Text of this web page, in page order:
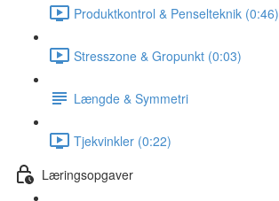
Produktkontrol & Penselteknik (0:46)
Stresszone & Gropunkt (0:03)
Længde & Symmetri
Tjekvinkler (0:22)
Læringsopgaver